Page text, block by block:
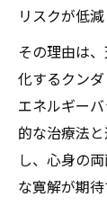
椎
ス
天
天啓気
エ
流
リスクが低
その理由は
化するクン
エネルギー
的な治療法
し、心身の
な寛解が期待